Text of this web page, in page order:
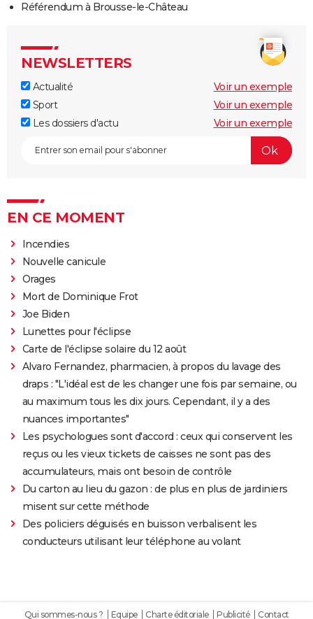
Référendum à Brousse-le-Château
NEWSLETTERS
Actualité
Voir un exemple
Sport
Voir un exemple
Les dossiers d'actu
Voir un exemple
EN CE MOMENT
Incendies
Nouvelle canicule
Orages
Mort de Dominique Frot
Joe Biden
Lunettes pour l'éclipse
Carte de l'éclipse solaire du 12 août
Alvaro Fernandez, pharmacien, à propos du lavage des
draps : "L'idéal est de les changer une fois par semaine, ou
au maximum tous les dix jours. Cependant, il y a des
nuances importantes"
Les psychologues sont d'accord : ceux qui conservent les
reçus ou les vieux tickets de caisses ne sont pas des
accumulateurs, mais ont besoin de contrôle
Du carton au lieu du gazon : de plus en plus de jardiniers
misent sur cette méthode
Des policiers déguisés en buisson verbalisent les
conducteurs utilisant leur téléphone au volant
Qui sommes-nous ? Equipe Charte éditoriale Publicité Contact